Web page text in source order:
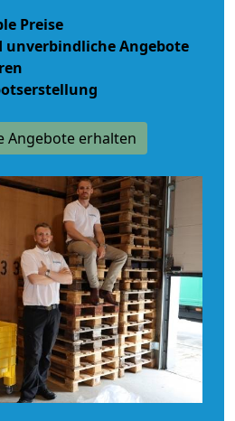
Preise
unverbindliche Angebote
Angebote erhalten